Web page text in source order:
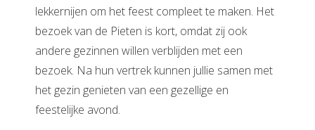
lekkernijen om het feest compleet te maken. Het
bezoek van de Pieten is kort, omdat zij ook
andere gezinnen willen verblijden met een
bezoek. Na hun vertrek kunnen jullie samen met
het gezin genieten van een gezellige en
feestelijke avond.